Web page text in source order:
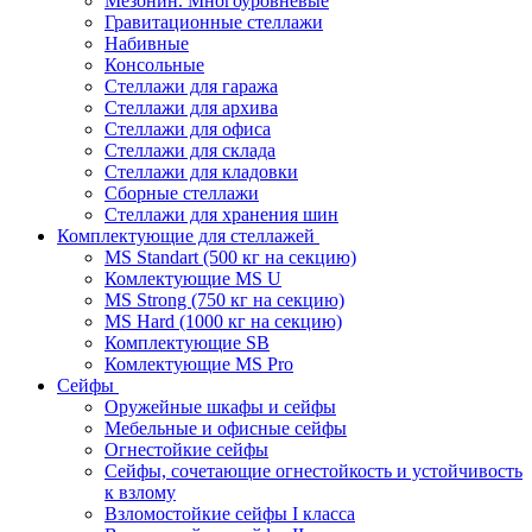
Гравитационные стеллажи
Набивные
Консольные
Стеллажи для гаража
Стеллажи для архива
Стеллажи для офиса
Стеллажи для склада
Стеллажи для кладовки
Сборные стеллажи
Стеллажи для хранения шин
Комплектующие для стеллажей
MS Standart (500 кг на секцию)
Комлектующие MS U
MS Strong (750 кг на секцию)
MS Hard (1000 кг на секцию)
Комплектующие SB
Комлектующие MS Pro
Сейфы
Оружейные шкафы и сейфы
Мебельные и офисные сейфы
Огнестойкие сейфы
Сейфы, сочетающие огнестойкость и устойчивость
к взлому
Взломостойкие сейфы I класса